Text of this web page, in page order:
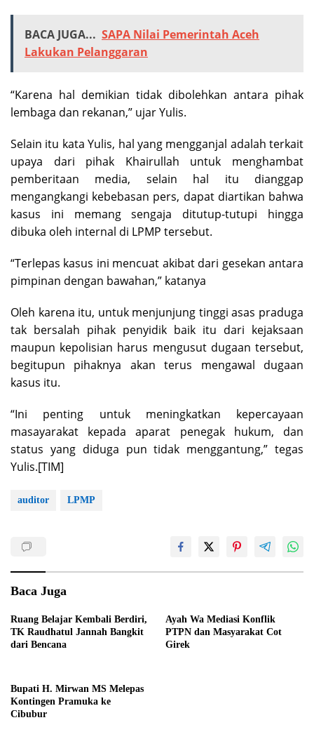
BACA JUGA... SAPA Nilai Pemerintah Aceh
Lakukan Pelanggaran
“Karena hal demikian tidak dibolehkan antara pihak
lembaga dan rekanan,” ujar Yulis.
Selain itu kata Yulis, hal yang mengganjal adalah terkait
upaya dari pihak Khairullah untuk menghambat
pemberitaan media, selain hal itu dianggap
mengangkangi kebebasan pers, dapat diartikan bahwa
kasus ini memang sengaja ditutup-tutupi hingga
dibuka oleh internal di LPMP tersebut.
“Terlepas kasus ini mencuat akibat dari gesekan antara
pimpinan dengan bawahan,” katanya
Oleh karena itu, untuk menjunjung tinggi asas praduga
tak bersalah pihak penyidik baik itu dari kejaksaan
maupun kepolisian harus mengusut dugaan tersebut,
begitupun pihaknya akan terus mengawal dugaan
kasus itu.
“Ini penting untuk meningkatkan kepercayaan
masayarakat kepada aparat penegak hukum, dan
status yang diduga pun tidak menggantung,” tegas
Yulis.[TIM]
auditor LPMP
Baca Juga
Ruang Belajar Kembali Berdiri,
TK Raudhatul Jannah Bangkit
dari Bencana
Ayah Wa Mediasi Konflik
PTPN dan Masyarakat Cot
Girek
Bupati H. Mirwan MS Melepas
Kontingen Pramuka ke
Cibubur